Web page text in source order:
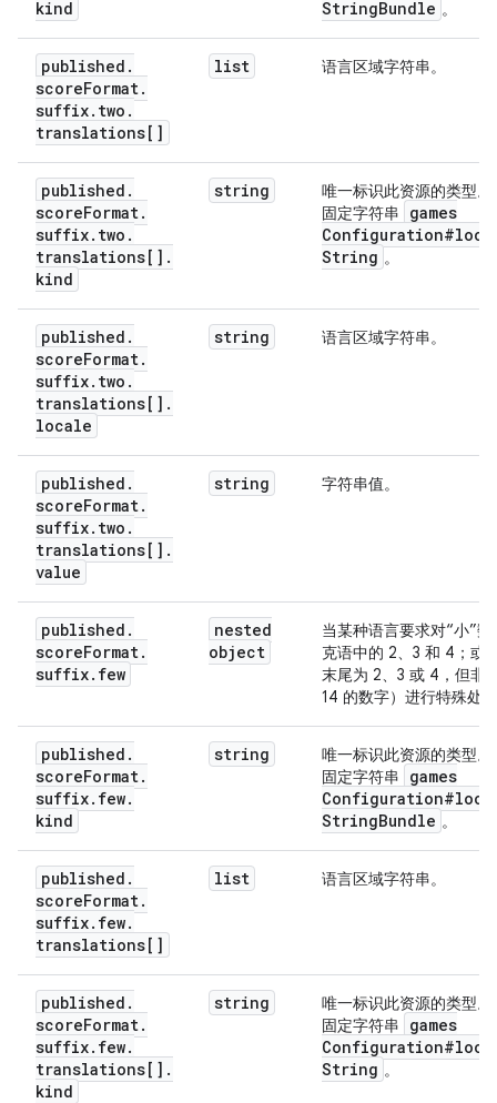
kind StringBundle 。
published .
scoreFormat.
suffix. two .
translations[]
list 语言区域字符串。
published .
scoreFormat.
suffix. two .
translations[] .
kind
string
唯一标识此资源的类型。
固定字符串
games
String 。
published .
scoreFormat.
suffix. two .
translations[] .
locale
string 语言区域字符串。
published .
scoreFormat.
suffix. two .
translations[] .
value
string 字符串值。
published .
scoreFormat.
suffix. few
nested
object
当某种语言要求对“小”
克语中的 2、3 和 4；或
末尾为 2、3 或 4，但非
14 的数字）进行特殊处
published .
scoreFormat.
suffix. few.
kind
string
唯一标识此资源的类型。
固定字符串
games
StringBundle 。
published .
scoreFormat.
suffix. few.
translations[]
list 语言区域字符串。
published .
scoreFormat.
suffix. few.
translations[] .
kind
string
唯一标识此资源的类型。
固定字符串
games
String 。